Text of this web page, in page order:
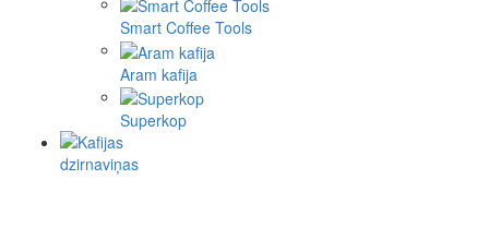
Smart Coffee Tools
Aram kafija
Superkop